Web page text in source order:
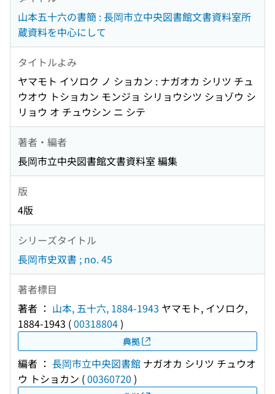
山本五十六の書簡 : 長岡市立中央図書館文書資料室所
蔵資料を中心にして
タイトルよみ
ヤマモト イソロク ノ ショカン : ナガオカ シリツ チュ
ウオウ トショカン モンジョ シリョウシツ ショゾウ シ
リョウ オ チュウシン ニ シテ
著者・編者
長岡市立中央図書館文書資料室 編集
版
4版
シリーズタイトル
長岡市史双書 ; no. 45
著者標目
著者 ： 山本, 五十六, 1884-1943 ヤマモト, イソロク,
1884-1943 (00318804)
典拠
編者 ： 長岡市立中央図書館 ナガオカ シリツ チュウオ
ウ トショカン (00360720 )